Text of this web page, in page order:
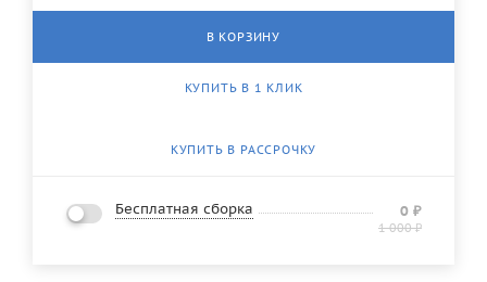
В КОРЗИНУ
КУПИТЬ В 1 КЛИК
КУПИТЬ В РАССРОЧКУ
Бесплатная сборка 0 ₽
1 000₽